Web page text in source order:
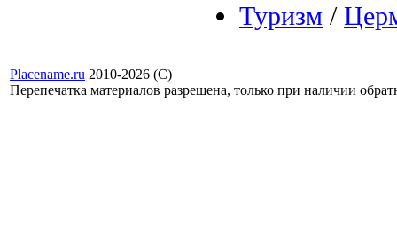
Туризм /
Placename.ru 2010-2026 (С)
Перепечатка материалов разрешена, только при наличии